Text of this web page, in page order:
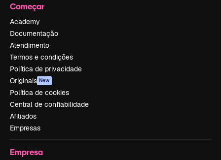
Começar
Academy
Documentação
Atendimento
Termos e condições
Política de privacidade
Originais New
Política de cookies
Central de confiabilidade
Afiliados
Empresas
Empresa